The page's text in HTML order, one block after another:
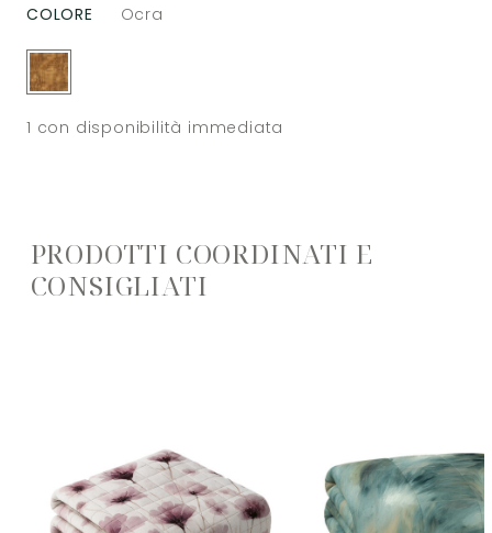
COLORE Ocra
1 con disponibilità immediata
PRODOTTI COORDINATI E
CONSIGLIATI